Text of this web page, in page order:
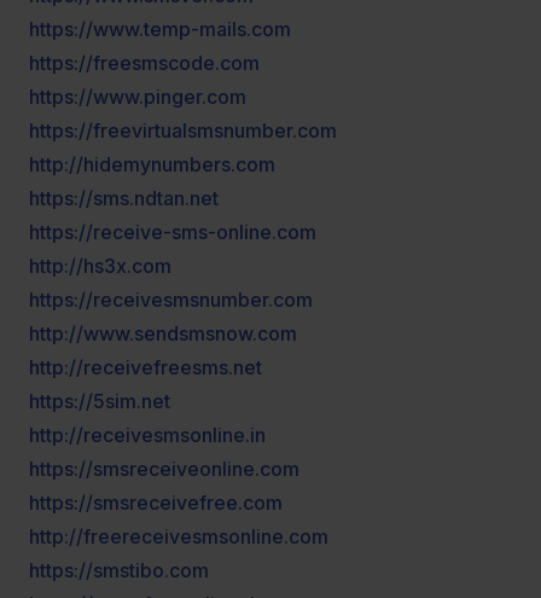
https://www.temp-mails.com
https://freesmscode.com
https://www.pinger.com
https://freevirtualsmsnumber.com
http://hidemynumbers.com
https://sms.ndtan.net
https://receive-sms-online.com
http://hs3x.com
https://receivesmsnumber.com
http://www.sendsmsnow.com
http://receivefreesms.net
https://5sim.net
http://receivesmsonline.in
https://smsreceiveonline.com
https://smsreceivefree.com
http://freereceivesmsonline.com
https://smstibo.com